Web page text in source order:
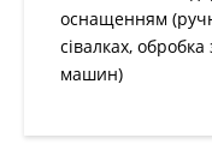
оснащенням
сівалках,
машин)